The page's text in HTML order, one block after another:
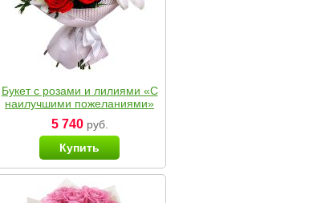
Букет с розами и лилиями «С
наилучшими пожеланиями»
5 740руб.
Купить